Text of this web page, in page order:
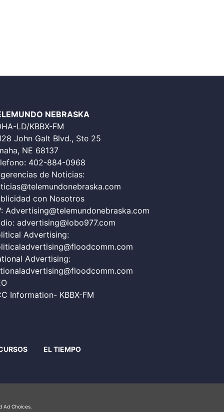
NEBRASKA
LD/KBBX-FM
John Galt Blvd., Ste 25
NE 68137
402-884-0968
de Noticias:
con Nosotros
Advertising@telemundonebraska.com
advertising@lobo977.com
Advertising:
Advertising:
Information- KBBX-FM
EL TIEMPO
Ad Choices.